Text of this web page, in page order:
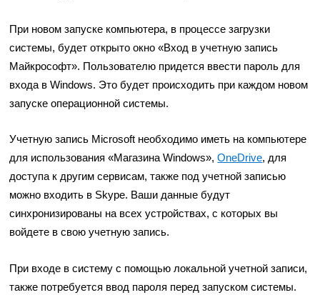
При новом запуске компьютера, в процессе загрузки
системы, будет открыто окно «Вход в учетную запись
Майкрософт». Пользователю придется ввести пароль для
входа в Windows. Это будет происходить при каждом новом
запуске операционной системы.
Учетную запись Microsoft необходимо иметь на компьютере
для использования «Магазина Windows»,OneDrive, для
доступа к другим сервисам, также под учетной записью
можно входить в Skype. Ваши данные будут
синхронизированы на всех устройствах, с которых вы
войдете в свою учетную запись.
При входе в систему с помощью локальной учетной записи,
также потребуется ввод пароля перед запуском системы.